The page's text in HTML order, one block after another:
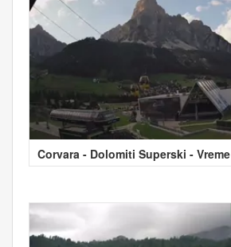
Corvara - Dolomiti Superski - Vreme